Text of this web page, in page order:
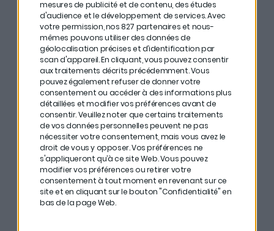
mesures de publicité et de contenu, des études
d'audience et le développement de services.Avec
votre permission, nos 827 partenaires et nous-
mêmes pouvons utiliser des données de
géolocalisation précises et d’identification par
scan d'appareil. En cliquant, vous pouvez consentir
aux traitements décrits précédemment. Vous
pouvez également refuser de donner votre
consentement ou accéder à des informations plus
détaillées et modifier vos préférences avant de
consentir.Veuillez noter que certains traitements
de vos données personnelles peuvent ne pas
nécessiter votre consentement, mais vous avez le
droit de vous y opposer. Vos préférences ne
s'appliqueront qu’à ce site Web. Vous pouvez
modifier vos préférences ou retirer votre
consentement à tout moment en revenant sur ce
site et en cliquant sur le bouton "Confidentialité" en
bas de la page Web.
vous coûte rien et vous prenez de l’avance.
Ne pas avoir peur d’investir de petites sommes
Même si c’est psychologiquement plus dur, il est
essentiel de le faire.
Mais ilne faut surtout pas faire deall in au risque
de tout perdre rapidement.
# On ne peut jamais prévoir l’avenir.Impossible de
savoir ce que vaudront les bitcoins dans 15 ans. Ne
misez pas tout sur une tendance. (Et pour ceux qui se
demandent ce qu’est unhall in, écoutez l’épisode
jusqu’au bout).